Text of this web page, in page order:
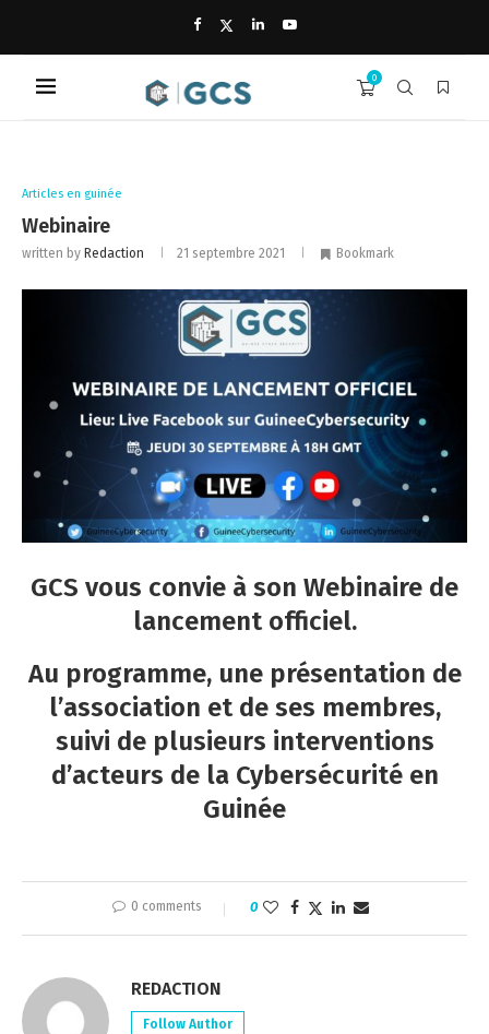
0
Articles en guinée
Webinaire
written by Redaction 21 septembre 2021 Bookmark
GCS vous convie à son Webinaire de
lancement officiel.
Au programme, une présentation de
l’association et de ses membres,
suivi de plusieurs interventions
d’acteurs de la Cybersécurité en
Guinée
0 comments 0
REDACTION
Follow Author